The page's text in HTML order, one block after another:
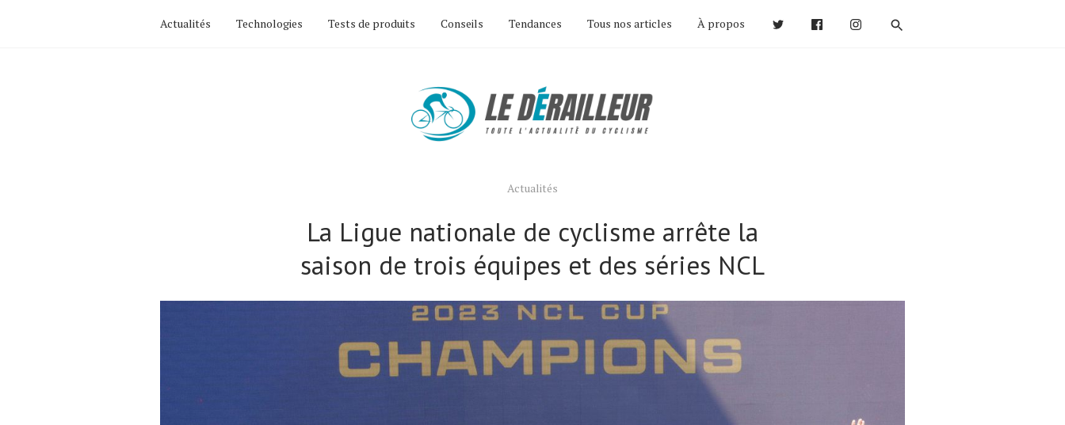
Actualités Technologies Tests de produits Conseils Tendances Tous nos articles À propos
Actualités
La Ligue nationale de cyclisme arrête la
saison de trois équipes et des séries NCL